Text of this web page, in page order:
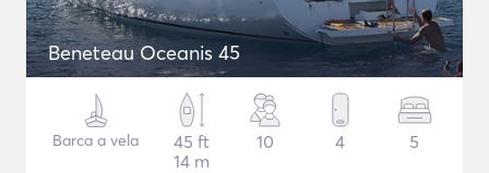
Beneteau Oceanis 45
Barca a vela
45 ft
14 m
10 4 5